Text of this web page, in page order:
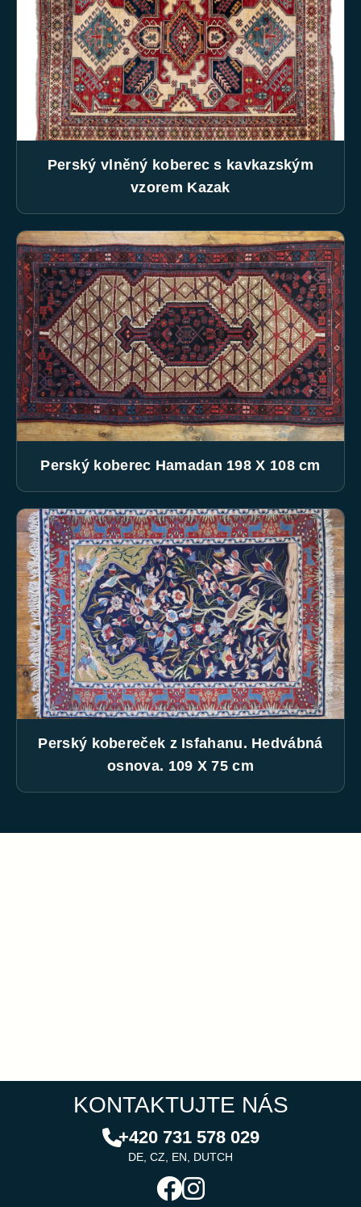
Perský vlněný koberec s kavkazským
vzorem Kazak
Perský koberec Hamadan 198 X 108 cm
Perský kobereček z Isfahanu. Hedvábná
osnova. 109 X 75 cm
KONTAKTUJTE NÁS
+420 731 578 029
DE, CZ, EN, DUTCH